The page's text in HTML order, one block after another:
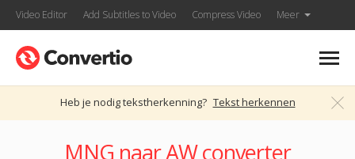
Video Editor Add Subtitles to Video Compress Video Meer
Heb je nodig tekstherkenning? Tekst herkennen
MNG naar AW converter